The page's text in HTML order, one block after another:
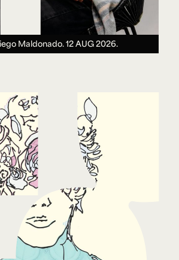
Maldonado.12 AUG 2026.